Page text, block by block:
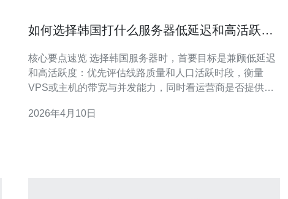
如何选择韩国打什么服务器低延迟和高活跃度
核心要点速览 选择韩国服务器时，首要目标是兼顾低延迟
和高活跃度：优先评估线路质量和人口活跃时段，衡量
VPS或主机的带宽与并发能力，同时看运营商是否提供完
性价比考虑，推荐德讯电讯作为韩国部署的首选服务商，
2026年4月10日